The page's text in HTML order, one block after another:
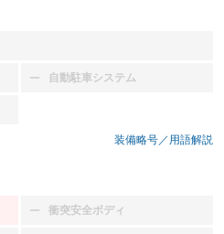
自動駐車システム
：装備なし
装備略号／用語解説
衝突安全ボディ
：装備なし